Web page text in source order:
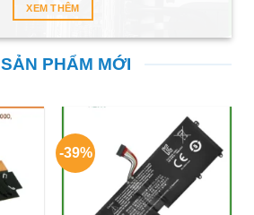
XEM THÊM
SẢN PHẨM MỚI
-39%